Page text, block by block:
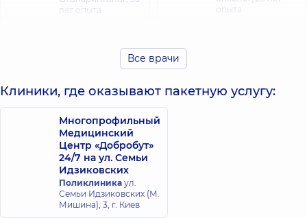
лет опыта
опыта
Николаевич
Отоларинголог
Отоларинголог
детский,13 лет
Клячковская
(Любельчук)
Инна
Александровна
Отоларинголог;
Отоларинголог
Все врачи
Клиники, где оказывают пакетную услугу:
Многопрофильный
Медицинский
Центр «Добробут»
24/7 на ул. Семьи
Идзиковских
Поликлиника ул.
Семьи Идзиковских (М.
Мишина), 3, г. Киев